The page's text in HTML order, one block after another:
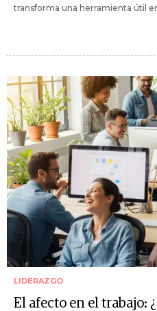
transforma una herramienta útil
LIDERAZGO
El afecto en el trabajo: